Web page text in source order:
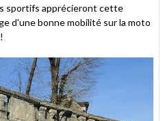
sportifs apprécieront cette
d'une bonne mobilité sur la moto